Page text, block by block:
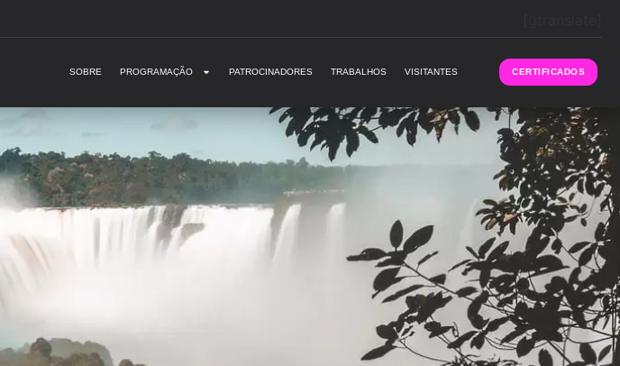
SOBRE PROGRAMAÇÃO PATROCINADORES TRABALHOS VISITANTES CERTIFICADOS